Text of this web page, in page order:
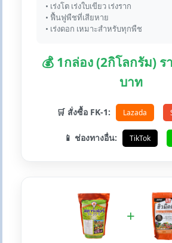
• เร่งโต เร่งใบเขียว เร่งราก
• ฟื้นฟูพืชที่เสียหาย
• เร่งดอก เหมาะสำหรับทุกพืช
💰 1กล่อง (2กิโลกรัม) ร
บาท
🛒 สั่งซื้อ FK-1: Lazada
📱 ช่องทางอื่น: TikTok
+